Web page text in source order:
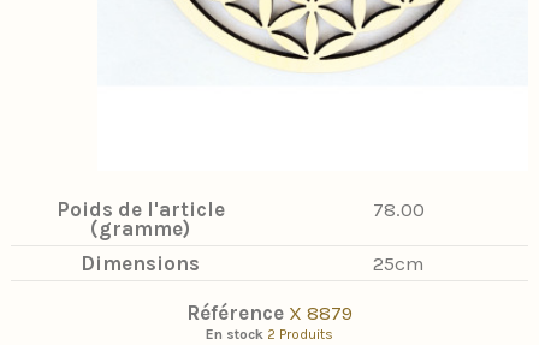
Poids de l'article
(gramme)
78.00
Dimensions 25cm
Référence X 8879
En stock 2 Produits